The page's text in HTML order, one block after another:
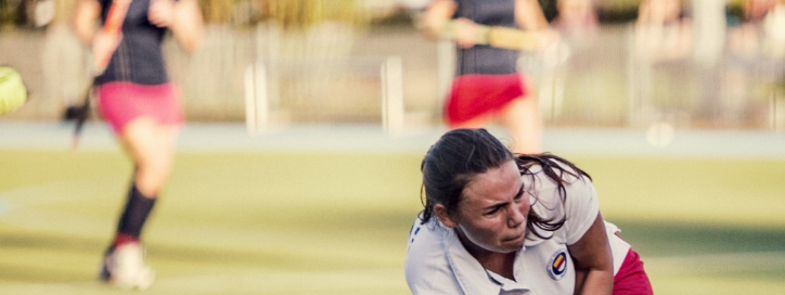
Training